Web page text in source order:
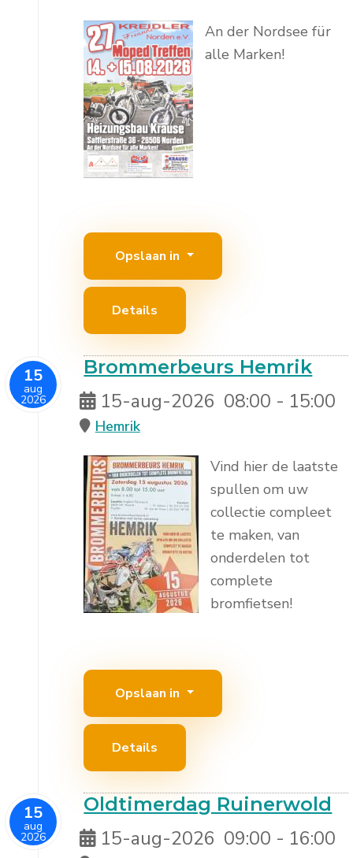
An der Nordsee für
alle Marken!
Opslaan in
Details
15
aug
2026
Brommerbeurs Hemrik
15-aug-2026 08:00 - 15:00
Hemrik
Vind hier de laatste
spullen om uw
collectie compleet
te maken, van
onderdelen tot
complete
bromfietsen!
Opslaan in
Details
15
aug
2026
Oldtimerdag Ruinerwold
15-aug-2026 09:00 - 16:00